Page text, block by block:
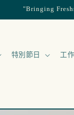
"Bringing
特別節日 工